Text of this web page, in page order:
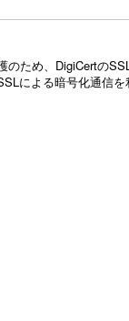
のため、DigiCertの
による暗号化通信